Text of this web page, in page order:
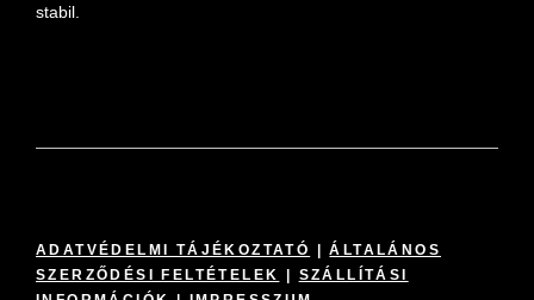
stabil.
ADATVÉDELMI TÁJÉKOZTATÓ |ÁLTALÁNOS
SZERZŐDÉSI FELTÉTELEK
SZÁLLÍTÁSI